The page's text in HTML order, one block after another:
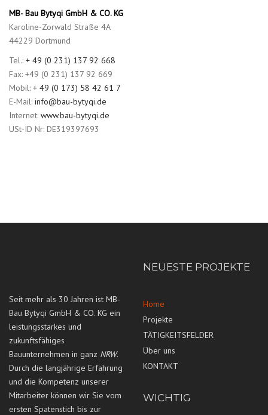
MB- Bau Bytyqi GmbH & CO. KG
Karoline-Zorwald Straße 4A
44229 Dortmund
Tel.: + 49 (0 231) 137 92 668
Fax: +49 (0 231) 137 92 669
Mobil: + 49 (0 173) 58 42 61 7
E-Mail: info@bau-bytyqi.de
Internet: www.bau-bytyqi.de
USt-ID Nr: DE319397693
Seit mehr als 30 Jahren ist MB-
Bau Bytyqi GmbH & CO. KG ein
leistungsstarkes und
zukunftsfähiges
Bauunternehmen in ganz NRW.
Durch die langjährige Erfahrung
und die Kompetenz unserer
Mitarbeiter können wir Sie vom
ersten Spatenstich bis zur
NEUESTE PROJEKTE
Home
Projekte
TÄTIGKEITSFELDER
Über uns
KONTAKT
WICHTIG